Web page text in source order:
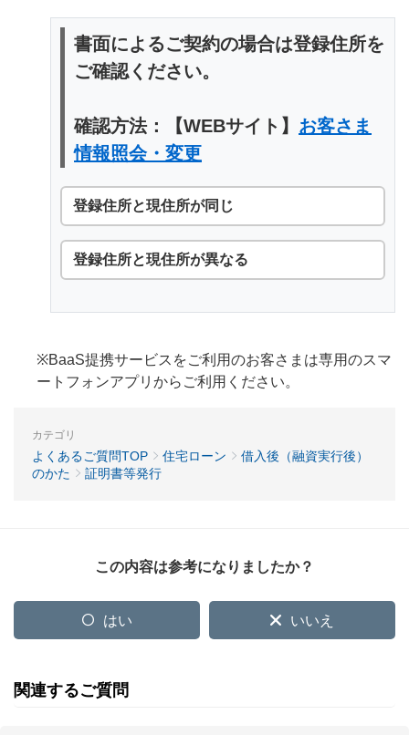
書面によるご契約の場合は登録住所を
ご確認ください。
確認方法：【WEBサイト】 お客さま
情報照会・変更
登録住所と現住所が同じ
登録住所と現住所が異なる
※BaaS提携サービスをご利用のお客さまは専用のスマ
ートフォンアプリからご利用ください。
カテゴリ
よくあるご質問TOP 住宅ローン
借入後（融資実行後）
のかた
証明書等発行
この内容は参考になりましたか？
はい いいえ
関連するご質問